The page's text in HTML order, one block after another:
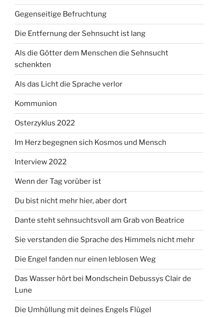
Gegenseitige Befruchtung
Die Entfernung der Sehnsucht ist lang
Als die Götter dem Menschen die Sehnsucht
schenkten
Als das Licht die Sprache verlor
Kommunion
Osterzyklus 2022
Im Herz begegnen sich Kosmos und Mensch
Interview 2022
Wenn der Tag vorüber ist
Du bist nicht mehr hier, aber dort
Dante steht sehnsuchtsvoll am Grab von Beatrice
Sie verstanden die Sprache des Himmels nicht mehr
Die Engel fanden nur einen leblosen Weg
Das Wasser hört bei Mondschein Debussys Clair de
Lune
Die Umhüllung mit deines Engels Flügel